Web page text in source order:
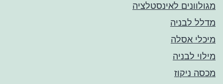
מגולוונים לאינסטלציה
מדלל לבניה
מיכלי אסלה
מילוי לבניה
מכסה ניקוז